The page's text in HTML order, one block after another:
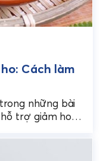
Cách làm
những bài
trợ giảm ho,